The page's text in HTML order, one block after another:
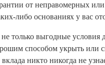
от неправомерных
либо основаниях у вас
только выгодные условия
способом укрыть или
никто никогда не